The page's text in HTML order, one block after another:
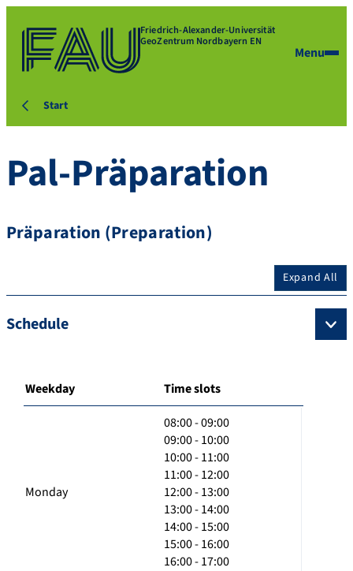
Friedrich-Alexander-Universität
GeoZentrum Nordbayern EN
Menu
Start
Pal-Präparation
Präparation (Preparation)
Expand All
Schedule
Weekday Time slots
Monday
08:00 - 09:00
09:00 - 10:00
10:00 - 11:00
11:00 - 12:00
12:00 - 13:00
13:00 - 14:00
14:00 - 15:00
15:00 - 16:00
16:00 - 17:00